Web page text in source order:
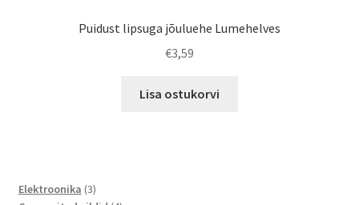
Puidust lipsuga jõuluehe Lumehelves
€3,59
Lisa ostukorvi
Elektroonika 33